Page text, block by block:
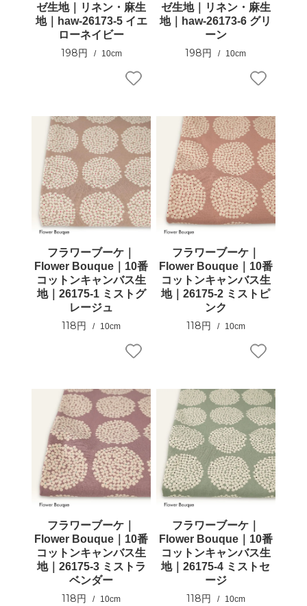
ゼ生地｜リネン・麻生
地｜haw-26173-5 イエ
ローネイビー
198円 10cm
ゼ生地｜リネン・麻生
地｜haw-26173-6 グリ
ーン
198円 10cm
フラワーブーケ｜
Flower Bouque｜10番
コットンキャンバス生
地｜26175-1 ミストグ
レージュ
118円 10cm
フラワーブーケ｜
Flower Bouque｜10番
コットンキャンバス生
地｜26175-2 ミストピ
ンク
118円 10cm
フラワーブーケ｜
Flower Bouque｜10番
コットンキャンバス生
地｜26175-3 ミストラ
ベンダー
118円 10cm
フラワーブーケ｜
Flower Bouque｜10番
コットンキャンバス生
地｜26175-4 ミストセ
ージ
118円 10cm